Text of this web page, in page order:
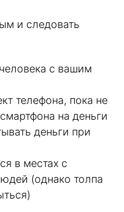
и следовать
с вашим
телефона, пока не
на деньги
деньги при
в местах с
(однако толпа